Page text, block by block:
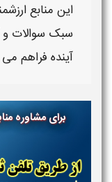
این منابع
سبک سوالات
آینده فراهم
برای مشاوره